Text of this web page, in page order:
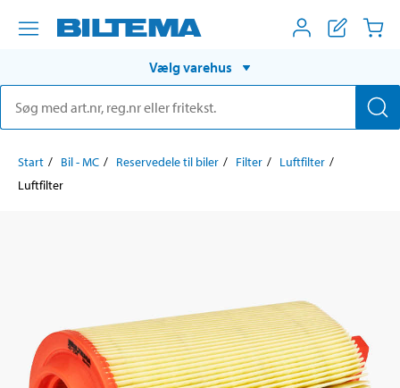
Vælg varehus
Start Bil - MC Reservedele til biler Filter
Luftfilter
Luftfilter